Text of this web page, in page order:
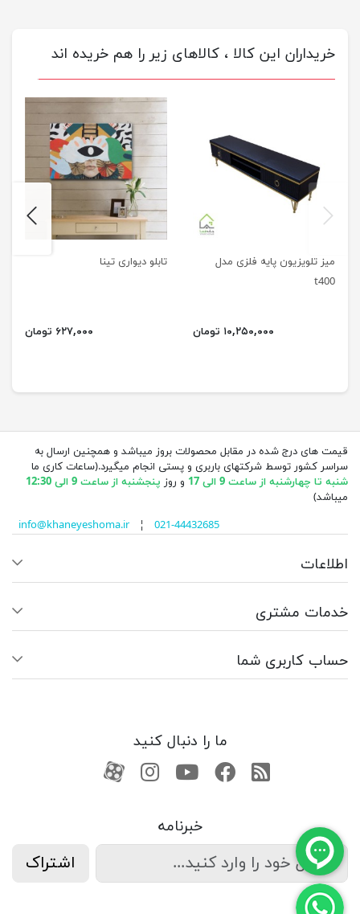
خریداران این کالا ، کالاهای زیر را هم خریده اند
میز تلویزیون پایه فلزی مدل
t400
۱۰,۲۵۰,۰۰۰ تومان
تابلو دیواری تینا
۶۲۷,۰۰۰ تومان
previus
قیمت های درج شده در مقابل محصولات بروز میباشد و همچنین ارسال به
سراسر کشور توسط شرکتهای باربری و پستی انجام میگیرد.(ساعات کاری ما
شنبه تا چهارشنبه از ساعت 9 الی 17
و روز پنجشنبه از ساعت 9 الی 12:30
میباشد)
info@khaneyeshoma.ir¦ 021-44432685
اطلاعات
خدمات مشتری
حساب کاربری شما
ما را دنبال کنید
RSSفیسبوکیوتیوبکانال آپارات
کانال آپارات
خبرنامه
اشتراک